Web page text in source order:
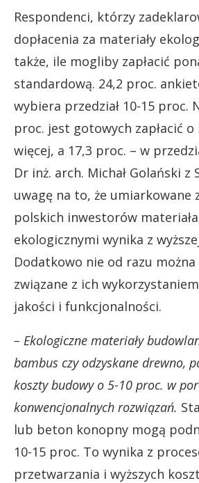
Respondenci, którzy
dopłacenia za materiały
także, ile mogliby zapłacić
standardową. 24,2 proc.
wybiera przedział 10-15 proc.
proc. jest gotowych zapłacić o
więcej, a 17,3 proc. – w
Dr inż. arch. Michał Golański z
uwagę na to, że umiarkowane
polskich inwestorów
ekologicznymi wynika z
Dodatkowo nie od razu
związane z ich
jakości i funkcjonalności.
– Ekologiczne materiały
bambus czy odzyskane drewno,
koszty budowy o 5-10 proc. w
konwencjonalnych rozwiązań.
lub beton konopny mogą
10-15 proc. To wynika z
przetwarzania i wyższych